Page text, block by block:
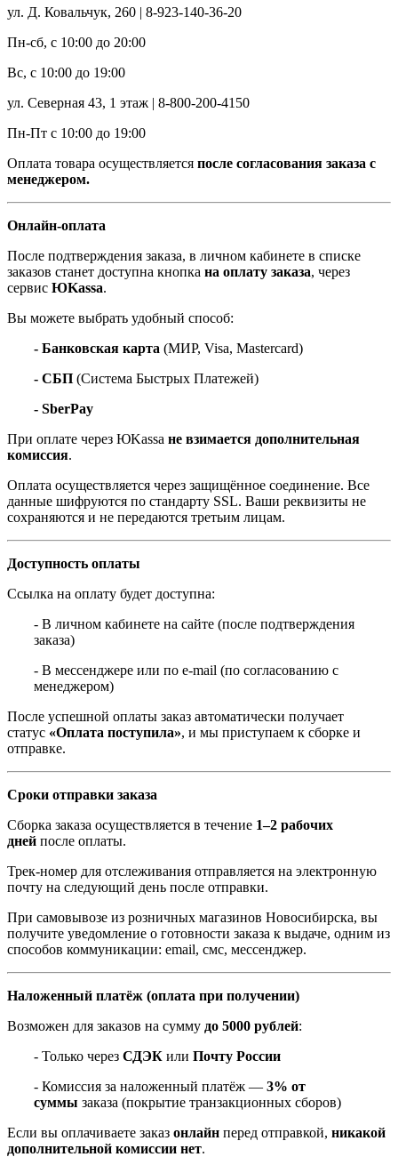
ул. Д. Ковальчук, 260 | 8-923-140-36-20
Пн-сб, с 10:00 до 20:00
Вс, с 10:00 до 19:00
ул. Северная 43, 1 этаж | 8-800-200-4150
Пн-Пт с 10:00 до 19:00
Оплата товара осуществляется после согласования заказа с
менеджером.
Онлайн-оплата
После подтверждения заказа, в личном кабинете в списке
заказов станет доступна кнопка на оплату заказа, через
сервис ЮKassa.
Вы можете выбрать удобный способ:
- Банковская карта (МИР, Visa, Mastercard)
- СБП (Система Быстрых Платежей)
- SberPay
При оплате через ЮKassa не взимается дополнительная
комиссия.
Оплата осуществляется через защищённое соединение. Все
данные шифруются по стандарту SSL. Ваши реквизиты не
сохраняются и не передаются третьим лицам.
Доступность оплаты
Ссылка на оплату будет доступна:
- В личном кабинете на сайте (после подтверждения
заказа)
- В мессенджере или по e-mail (по согласованию с
менеджером)
После успешной оплаты заказ автоматически получает
статус «Оплата поступила», и мы приступаем к сборке и
отправке.
Сроки отправки заказа
Сборка заказа осуществляется в течение 1–2 рабочих
дней после оплаты.
Трек-номер для отслеживания отправляется на электронную
почту на следующий день после отправки.
При самовывозе из розничных магазинов Новосибирска, вы
получите уведомление о готовности заказа к выдаче, одним из
способов коммуникации: email, смс, мессенджер.
Наложенный платёж (оплата при получении)
Возможен для заказов на сумму до 5000 рублей:
- Только через СДЭК или Почту России
- Комиссия за наложенный платёж — 3% от
суммы заказа (покрытие транзакционных сборов)
Если вы оплачиваете заказ онлайн перед отправкой, никакой
дополнительной комиссии нет.